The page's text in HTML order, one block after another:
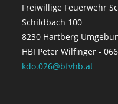
Freiwillige Feuerwehr
Schildbach 100
8230 Hartberg
HBI Peter Wilfinger -
kdo.026@bfvhb.at